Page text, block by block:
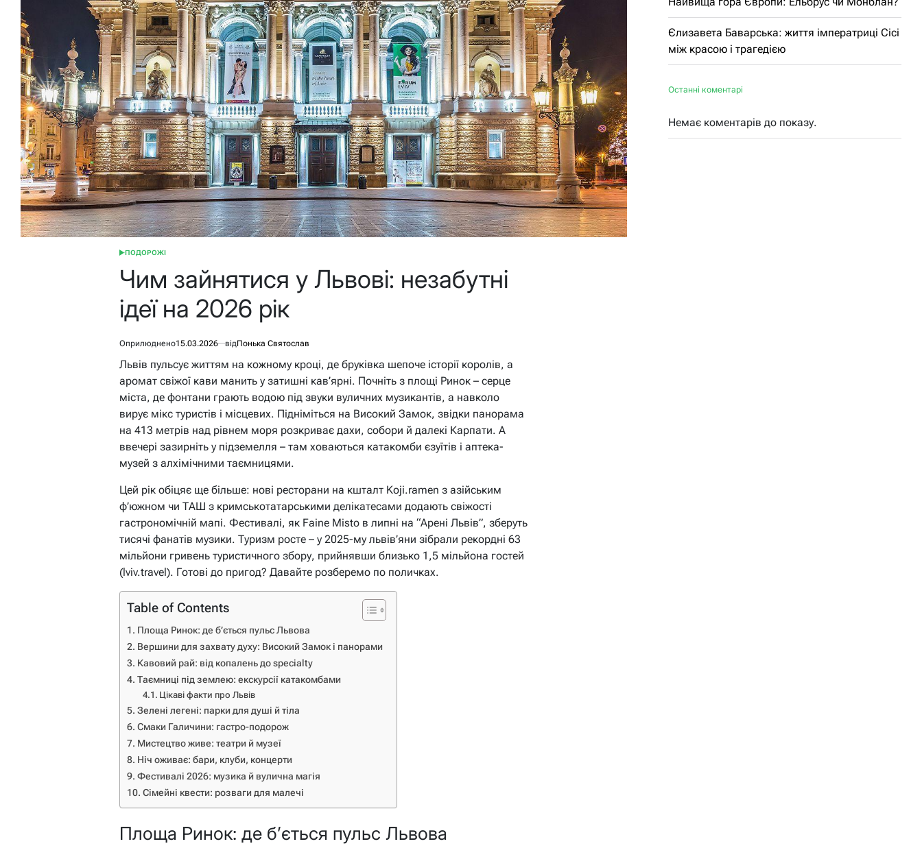
ОПУБЛІКУВАТИ
ПОДОРОЖІ
Чим зайнятися у Львові: незабутні
ідеї на 2026 рік
Оприлюднено15.03.2026 відПонька Святослав
Львів пульсує життям на кожному кроці, де бруківка шепоче історії королів, а
аромат свіжої кави манить у затишні кав’ярні. Почніть з площі Ринок – серце
міста, де фонтани грають водою під звуки вуличних музикантів, а навколо
вирує мікс туристів і місцевих. Підніміться на Високий Замок, звідки панорама
на 413 метрів над рівнем моря розкриває дахи, собори й далекі Карпати. А
ввечері зазирніть у підземелля – там ховаються катакомби єзуїтів і аптека-
музей з алхімічними таємницями.
Цей рік обіцяє ще більше: нові ресторани на кшталт Koji.ramen з азійським
ф’южном чи ТАШ з кримськотатарськими делікатесами додають свіжості
гастрономічній мапі. Фестивалі, як Faine Misto в липні на “Арені Львів”, зберуть
тисячі фанатів музики. Туризм росте – у 2025-му львів’яни зібрали рекордні 63
мільйони гривень туристичного збору, прийнявши близько 1,5 мільйона гостей
(lviv.travel). Готові до пригод? Давайте розберемо по поличках.
Table of Contents
Площа Ринок: де б’ється пульс Львова
Вершини для захвату духу: Високий Замок і панорами
Кавовий рай: від копалень до specialty
Таємниці під землею: екскурсії катакомбами
Цікаві факти про Львів
Зелені легені: парки для душі й тіла
Смаки Галичини: гастро-подорож
Мистецтво живе: театри й музеї
Ніч оживає: бари, клуби, концерти
Фестивалі 2026: музика й вулична магія
Сімейні квести: розваги для малечі
Площа Ринок: де б’ється пульс Львова
Єлизавета Баварська: життя імператриці Сісі
між красою і трагедією
Останні коментарі
Немає коментарів до показу.